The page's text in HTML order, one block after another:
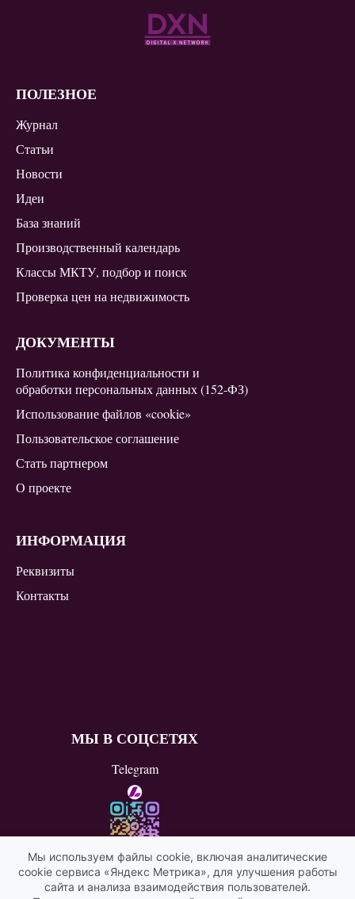
ПОЛЕЗНОЕ
Журнал
Статьи
Новости
Идеи
База знаний
Производственный календарь
Классы МКТУ, подбор и поиск
Проверка цен на недвижимость
ДОКУМЕНТЫ
Политика конфиденциальности и
обработки персональных данных (152-ФЗ)
Использование файлов «cookie»
Пользовательское соглашение
Стать партнером
О проекте
ИНФОРМАЦИЯ
Реквизиты
Контакты
МЫ В СОЦСЕТЯХ
Telegram
ВКонтакте
Мы используем файлы cookie, включая аналитические
cookie сервиса «Яндекс Метрика», для улучшения работы
сайта и анализа взаимодействия пользователей.